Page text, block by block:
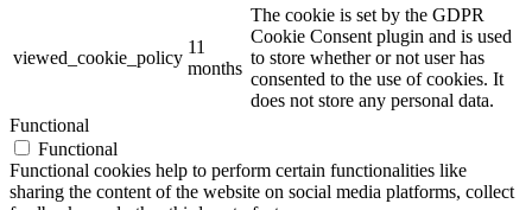
viewed_cookie_policy
11
months
The cookie is set by the GDPR
Cookie Consent plugin and is used
to store whether or not user has
consented to the use of cookies. It
does not store any personal data.
Functional
Functional
Functional cookies help to perform certain functionalities like
sharing the content of the website on social media platforms, collect